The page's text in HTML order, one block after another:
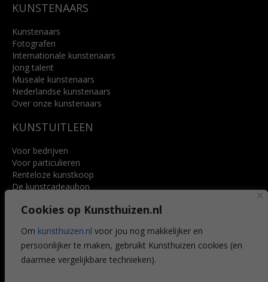
Cookies op Kunsthuizen.nl
Om kunsthuizen.nl voor jou nog makkelijker en
persoonlijker te maken, gebruikt Kunsthuizen cookies (en
daarmee vergelijkbare technieken).
KUNSTENAARS
Kunstenaars
Fotografen
Internationale kunstenaars
Jong talent
Museale kunstenaars
Nederlandse kunstenaars
Over onze kunstenaars
KUNSTUITLEEN
Voor bedrijven
Voor particulieren
Renteloze kunstkoop
De kunstcadeaubon
Voordelen
Veelgestelde vragen
CONTACT